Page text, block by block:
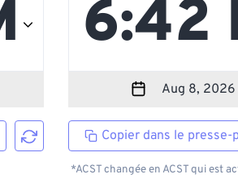
Copier dans le presse-
*ACST changée en ACST qui est